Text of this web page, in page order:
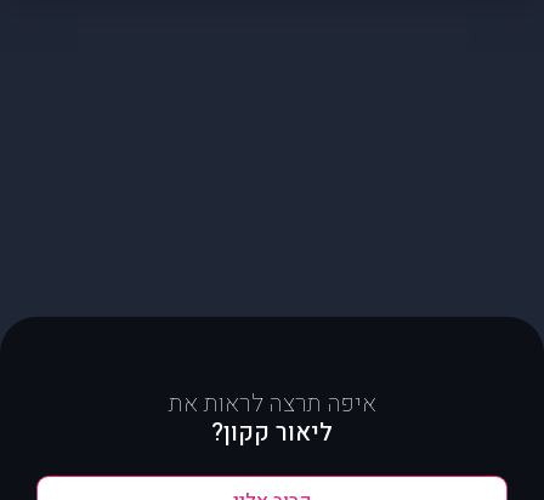
איפה תרצה לראות את
ליאור קקון?